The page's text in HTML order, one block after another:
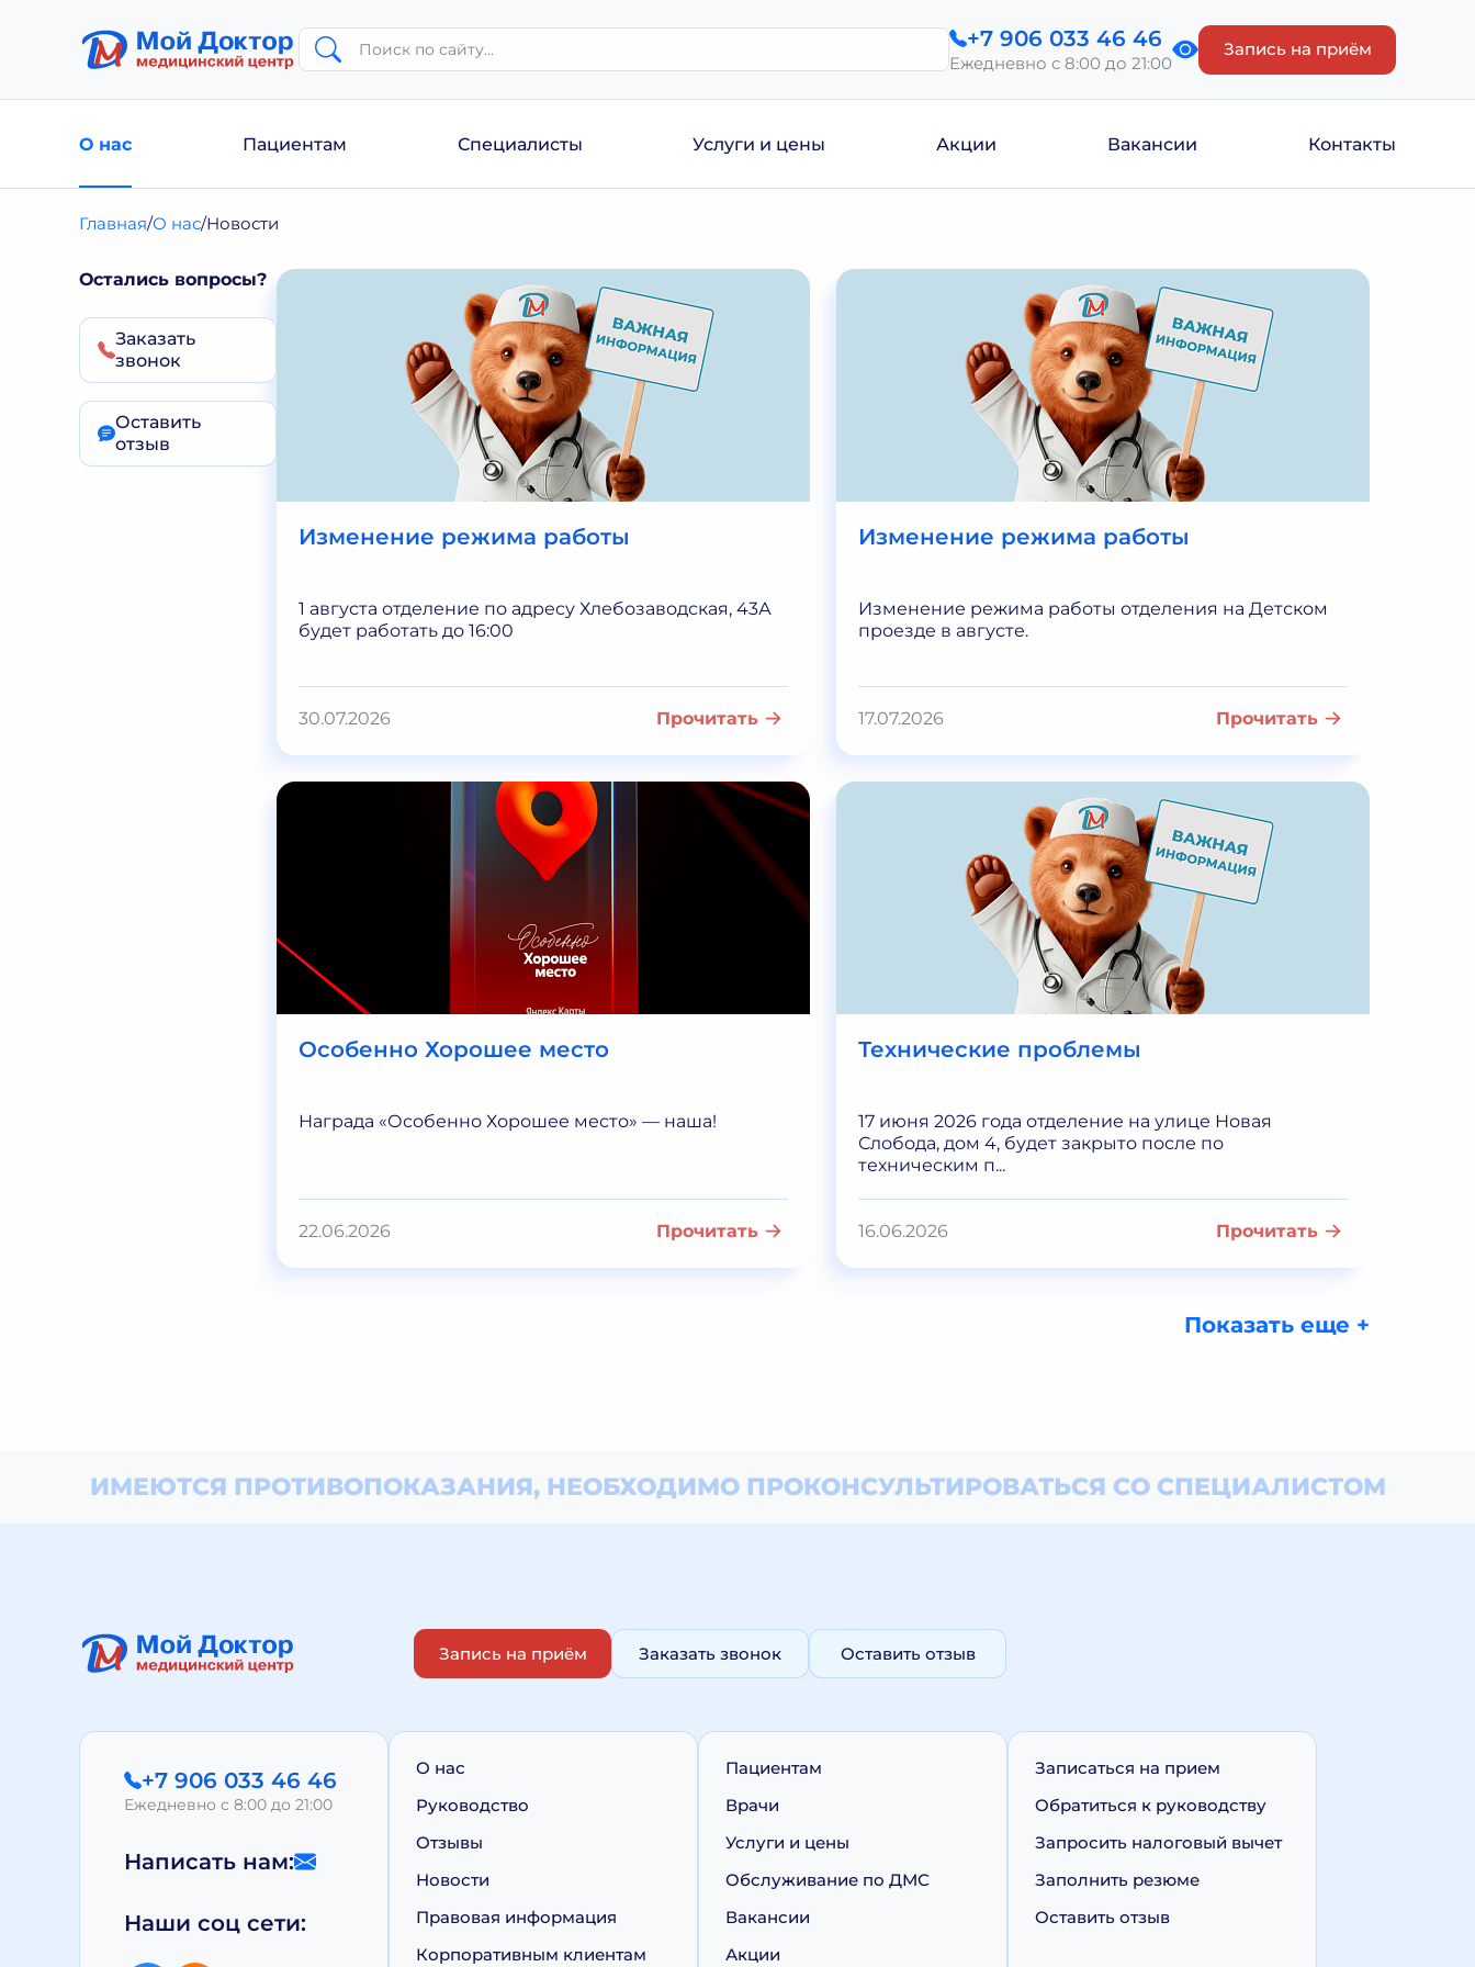
+7 906 033 46 46
Ежедневно с 8:00 до 21:00
Запись на приём
О нас Пациентам Специалисты Услуги и цены Акции Вакансии Контакты
Главная О нас Новости
Остались вопросы?
Заказать
звонок
Оставить
отзыв
Изменение режима работы
1 августа отделение по адресу Хлебозаводская, 43А
будет работать до 16:00
30.07.2026 Прочитать
Изменение режима работы
Изменение режима работы отделения на Детском
проезде в августе.
17.07.2026 Прочитать
Особенно Хорошее место
Награда «Особенно Хорошее место» — наша!
22.06.2026 Прочитать
Технические проблемы
17 июня 2026 года отделение на улице Новая
Слобода, дом 4, будет закрыто после по
техническим п...
16.06.2026 Прочитать
Показать еще +
ИМЕЮТСЯ ПРОТИВОПОКАЗАНИЯ, НЕОБХОДИМОПРОКОНСУЛЬТИРОВАТЬСЯ СО СПЕЦИАЛИСТОМ
Запись на приём Заказать звонок Оставить отзыв
+7 906 033 46 46
Ежедневно с 8:00 до 21:00
Написать нам:
Наши соц сети:
О нас
Руководство
Отзывы
Новости
Правовая информация
Корпоративным клиентам
Пациентам
Врачи
Услуги и цены
Обслуживание по ДМС
Вакансии
Акции
Записаться на прием
Обратиться к руководству
Запросить налоговый вычет
Заполнить резюме
Оставить отзыв